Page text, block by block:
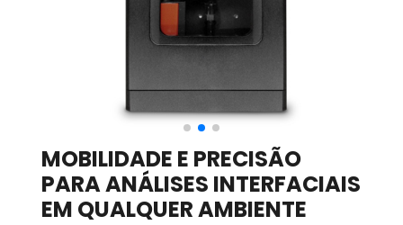
MOBILIDADE E PRECISÃO
PARA ANÁLISES INTERFACIAIS
EM QUALQUER AMBIENTE